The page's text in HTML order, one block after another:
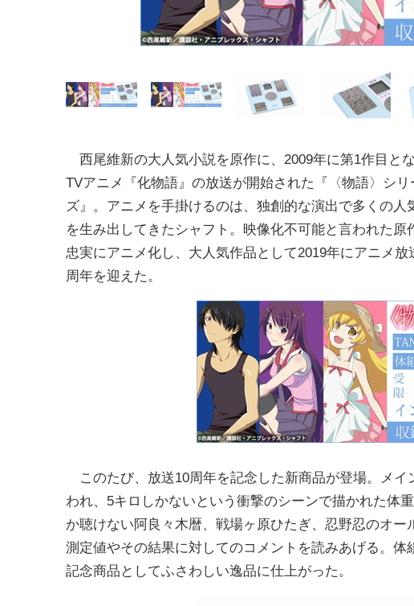
西尾維新の大人気小説を原作に、2009年に第1作目と
TVアニメ『化物語』の放送が開始された『〈物語〉シリ
ズ』。アニメを手掛けるのは、独創的な演出で多くの人
を生み出してきたシャフト。映像化不可能と言われた原
忠実にアニメ化し、大人気作品として2019年にアニメ放
周年を迎えた。
このたび、放送10周年を記念した新商品が登場。メ
われ、5キロしかないという衝撃のシーンで描かれた体
か聴けない阿良々木暦、戦場ヶ原ひたぎ、忍野忍のオー
測定値やその結果に対してのコメントを読みあげる。体
記念商品としてふさわしい逸品に仕上がった。